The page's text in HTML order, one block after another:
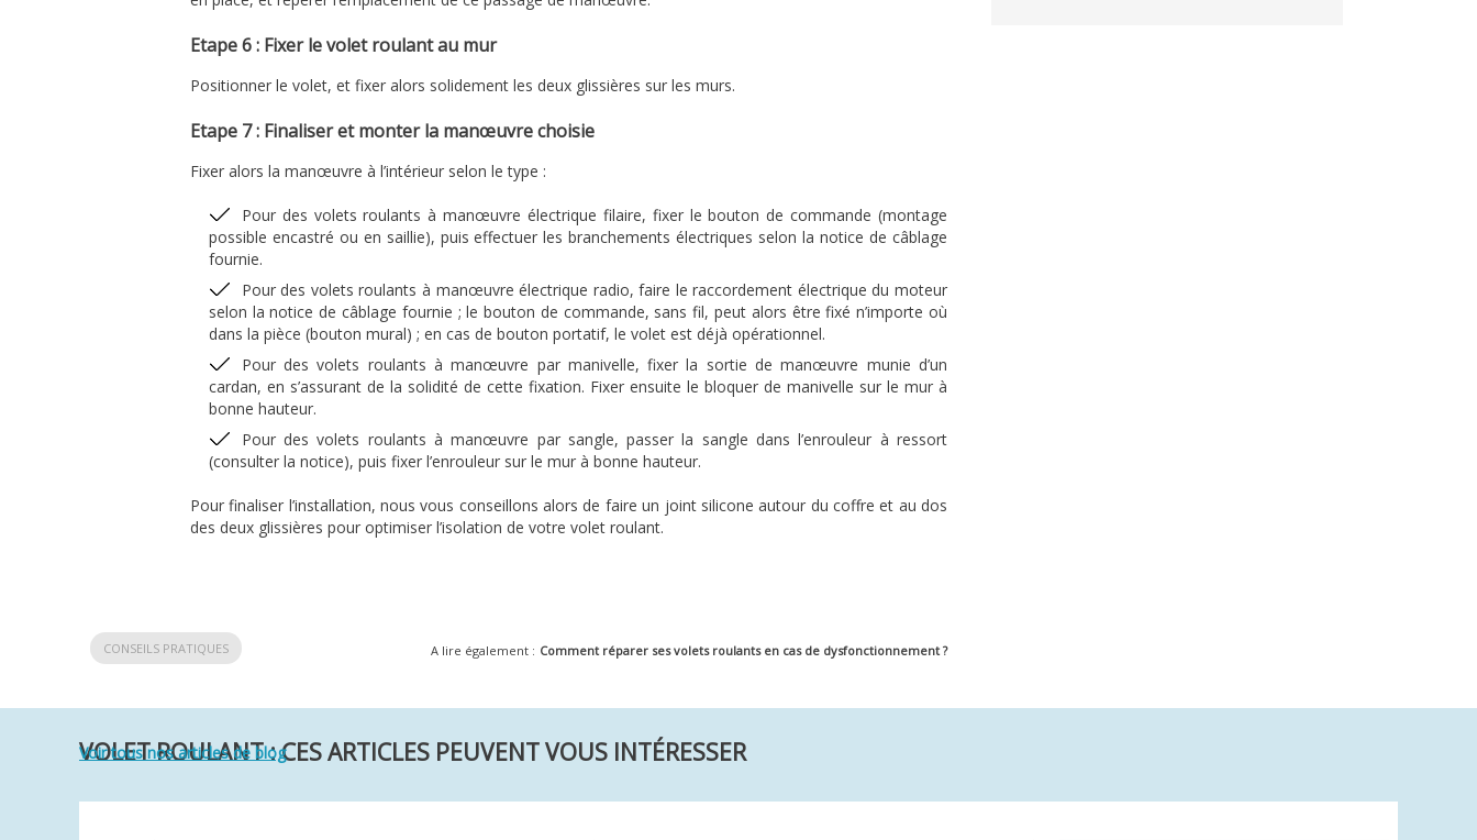
Etape 6 : Fixer le volet roulant au mur
Positionner le volet, et fixer alors solidement les deux glissières sur les murs.
Etape 7 : Finaliser et monter la manœuvre choisie
Fixer alors la manœuvre à l’intérieur selon le type :
Pour des volets roulants à manœuvre électrique filaire, fixer le bouton de commande (montage
possible encastré ou en saillie), puis effectuer les branchements électriques selon la notice de câblage
fournie.
Pour des volets roulants à manœuvre électrique radio, faire le raccordement électrique du moteur
selon la notice de câblage fournie ; le bouton de commande, sans fil, peut alors être fixé n’importe où
dans la pièce (bouton mural) ; en cas de bouton portatif, le volet est déjà opérationnel.
Pour des volets roulants à manœuvre par manivelle, fixer la sortie de manœuvre munie d’un
cardan, en s’assurant de la solidité de cette fixation. Fixer ensuite le bloquer de manivelle sur le mur à
bonne hauteur.
Pour des volets roulants à manœuvre par sangle, passer la sangle dans l’enrouleur à ressort
(consulter la notice), puis fixer l’enrouleur sur le mur à bonne hauteur.
Pour finaliser l’installation, nous vous conseillons alors de faire un joint silicone autour du coffre et au dos
des deux glissières pour optimiser l’isolation de votre volet roulant.
CONSEILS PRATIQUES A lire également : Comment réparer ses volets roulants en cas de dysfonctionnement ?
VOLET ROULANT : CES ARTICLES PEUVENT VOUS INTÉRESSER
Voir tous nos articles de blog